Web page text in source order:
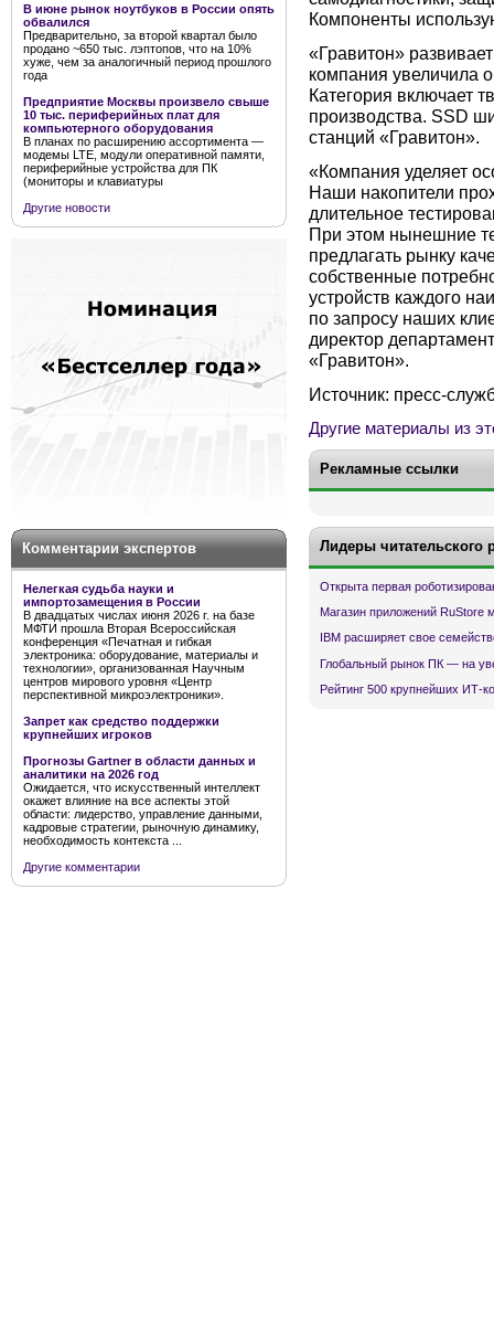
В июне рынок ноутбуков в России опять
обвалился
Предварительно, за второй квартал было
продано ~650 тыс. лэптопов, что на 10%
хуже, чем за аналогичный период прошлого
года
Предприятие Москвы произвело свыше
10 тыс. периферийных плат для
компьютерного оборудования
В планах по расширению ассортимента —
модемы LTE, модули оперативной памяти,
периферийные устройства для ПК
(мониторы и клавиатуры
Другие новости
Комментарии экспертов
Нелегкая судьба науки и
импортозамещения в России
В двадцатых числах июня 2026 г. на базе
МФТИ прошла Вторая Всероссийская
конференция «Печатная и гибкая
электроника: оборудование, материалы и
технологии», организованная Научным
центров мирового уровня «Центр
перспективной микроэлектроники».
Запрет как средство поддержки
крупнейших игроков
Прогнозы Gartner в области данных и
аналитики на 2026 год
Ожидается, что искусственный интеллект
окажет влияние на все аспекты этой
области: лидерство, управление данными,
кадровые стратегии, рыночную динамику,
необходимость контекста ...
Другие комментарии
Компоненты
«Гравитон»
компания увеличила
Категория включает
производства. SSD
станций «Гравитон».
«Компания уделяет
Наши накопители
длительное
При этом нынешние
предлагать рынку
собственные
устройств каждого
по запросу наших
директор
«Гравитон».
Источник: пресс-
Другие материалы из
Рекламные ссылки
Лидеры читательского
Открыта первая
Магазин приложений RuStore
IBM расширяет свое
Глобальный рынок ПК — на
Рейтинг 500 крупнейших ИТ-